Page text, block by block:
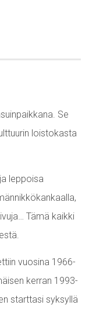
Se
loistokasta
leppoisa
Tämä kaikki
vuosina 1966-
kerran 1993-
starttasi syksyllä